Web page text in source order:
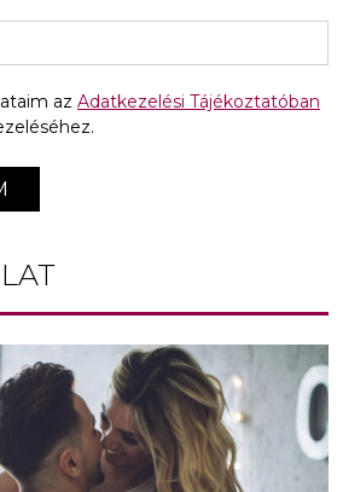
az Adatkezelési Tájékoztatóban